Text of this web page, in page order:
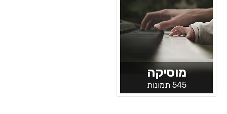
מוסיקה
545 תמונות